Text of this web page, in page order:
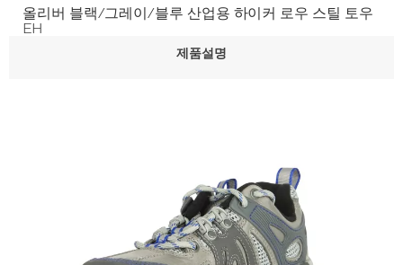
올리버 블랙/그레이/블루 산업용 하이커 로우 스틸 토우
EH
제품설명